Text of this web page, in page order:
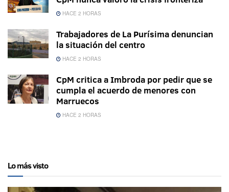
HACE 2 HORAS
Trabajadores de La Purísima denuncian
la situación del centro
HACE 2 HORAS
CpM critica a Imbroda por pedir que se
cumpla el acuerdo de menores con
Marruecos
HACE 2 HORAS
Lo más visto